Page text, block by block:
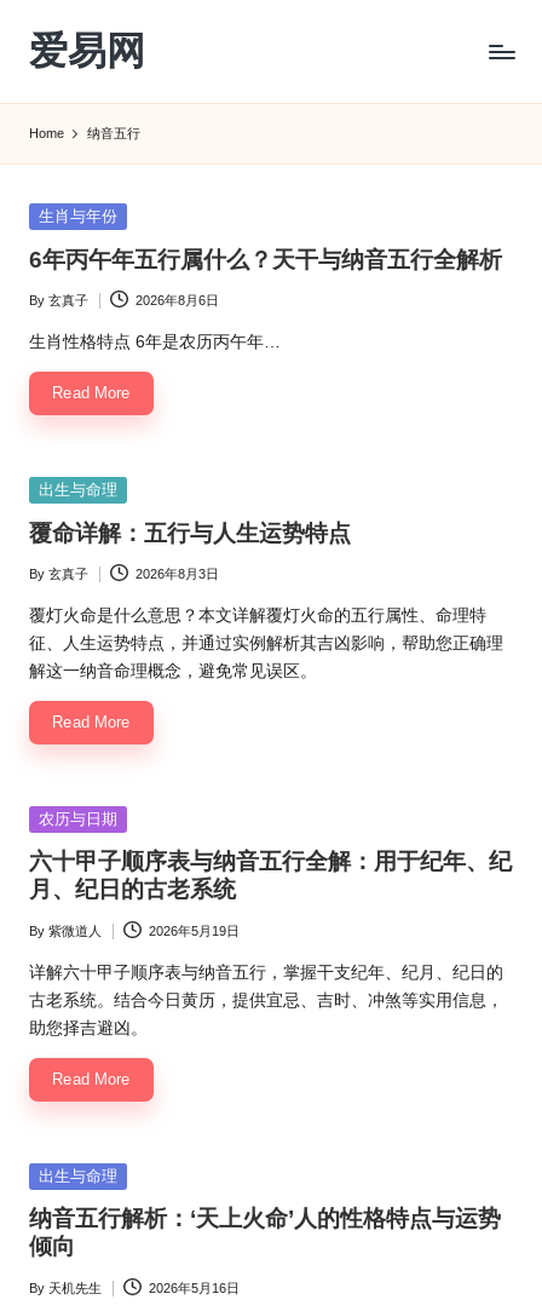
Skip
content
爱易网
转
农
历
历
查
询
_2ebc.com
Home 纳音五行
Posted
生肖与年份
6年丙午年五行属什么？天干与纳音五行全解析
Posted
by
By 玄真子 2026年8月6日
生肖性格特点 6年是农历丙午年…
Read More
Posted
出生与命理
覆命详解：五行与人生运势特点
Posted
by
By 玄真子 2026年8月3日
覆灯火命是什么意思？本文详解覆灯火命的五行属性、命理特
征、人生运势特点，并通过实例解析其吉凶影响，帮助您正确理
解这一纳音命理概念，避免常见误区。
Read More
Posted
in
农历与日期
六十甲子顺序表与纳音五行全解：用于纪年、纪
月、纪日的古老系统
Posted
by
By 紫微道人 2026年5月19日
详解六十甲子顺序表与纳音五行，掌握干支纪年、纪月、纪日的
古老系统。结合今日黄历，提供宜忌、吉时、冲煞等实用信息，
助您择吉避凶。
Read More
Posted
出生与命理
纳音五行解析：‘天上火命’人的性格特点与运势
倾向
Posted
By 天机先生 2026年5月16日